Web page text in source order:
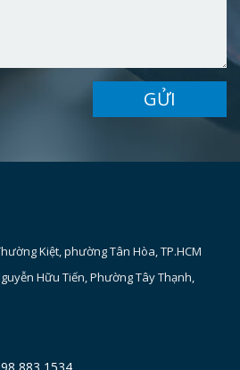
GỬI
Kiệt, phường Tân Hòa, TP.HCM
Hữu Tiến, Phường Tây Thạnh,